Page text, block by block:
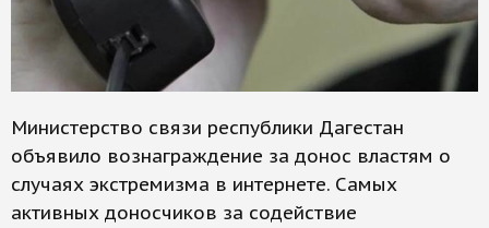
Министерство связи республики Дагестан
объявило вознаграждение за донос властям о
случаях экстремизма в интернете. Самых
активных доносчиков за содействие